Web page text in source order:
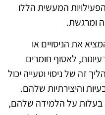
המעשית הללו
ומרגשת.
את הניסויים או
לאסוף חומרים
זה של ניסוי וטעייה יכול
והיצירתיות שלהם.
על הלמידה שלהם,